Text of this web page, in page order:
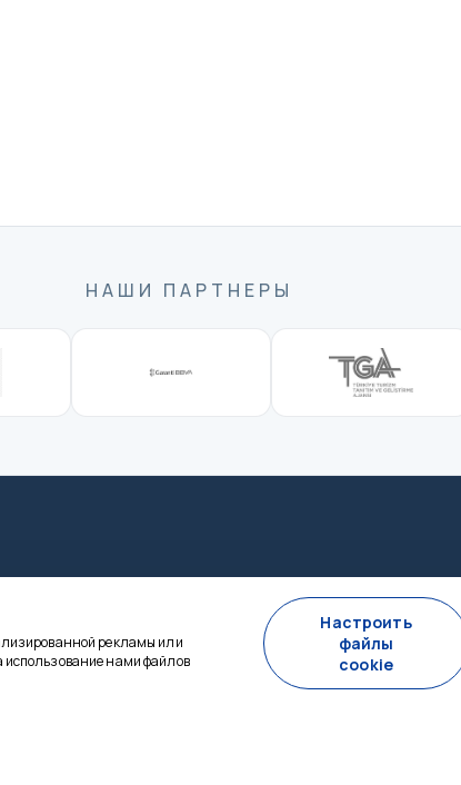
НАШИ ПАРТНЕРЫ
рекламы или
нами файлов
Настроить
файлы
cookie